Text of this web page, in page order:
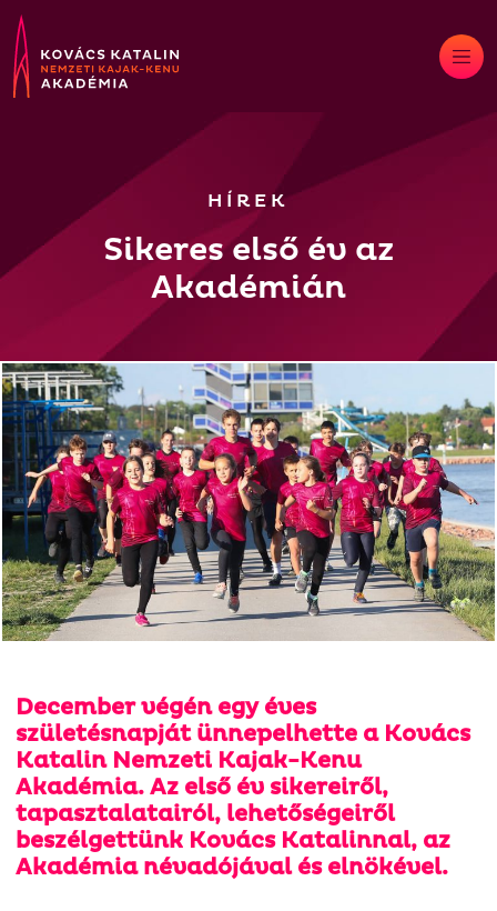
Skip
to
content
HÍREK
Sikeres első év az
Akadémián
December végén egy éves
születésnapját ünnepelhette a Kovács
Katalin Nemzeti Kajak-Kenu
Akadémia. Az első év sikereiről,
tapasztalatairól, lehetőségeiről
beszélgettünk Kovács Katalinnal, az
Akadémia névadójával és elnökével.